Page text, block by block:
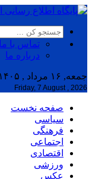
تماس با ما
درباره ما
جمعه, ۱۶ مرداد , ۱۴۰۵
Friday, 7 August , 2026
صفحه نخست
سیاسی
فرهنگی
اجتماعی
اقتصادی
ورزشی
عکس